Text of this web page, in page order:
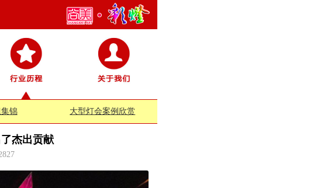
锦 大型灯会案例欣赏
杰出贡献